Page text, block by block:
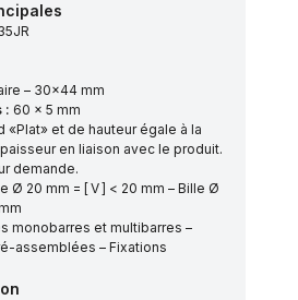
– 30×44 mm
: 60 x 5 mm
«Plat» et de hauteur égale à la
en liaison avec le produit.
demande.
Ø 20 mm = [ V ] < 20 mm – Bille Ø
monobarres et multibarres –
assemblées – Fixations